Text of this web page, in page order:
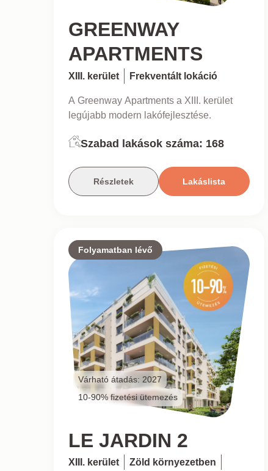
GREENWAY
APARTMENTS
XIII. kerület Frekventált lokáció
A Greenway Apartments a XIII. kerület
legújabb modern lakófejlesztése.
Szabad lakások száma: 168
Részletek Lakáslista
Folyamatban lévő
Várható átadás: 2027
10-90% fizetési ütemezés
LE JARDIN 2
XIII. kerület
Zöld környezetben